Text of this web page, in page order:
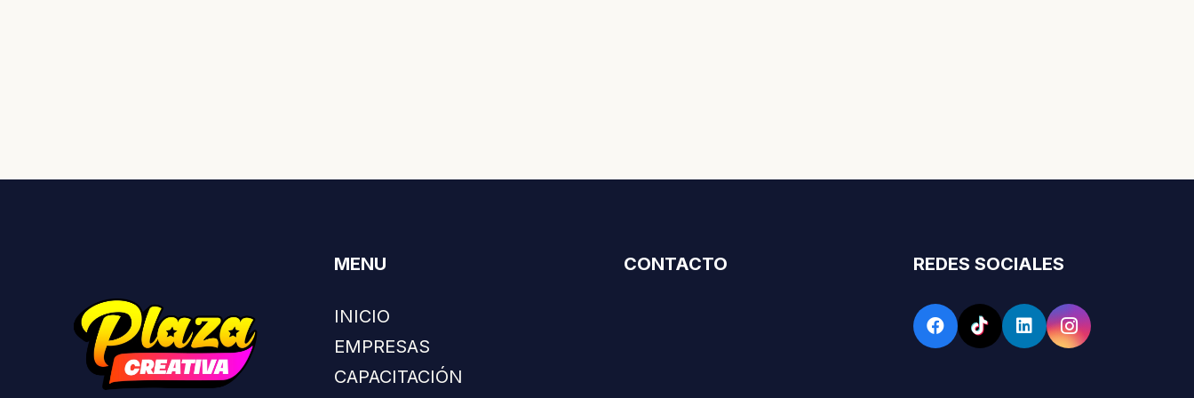
MENU
INICIO
EMPRESAS
CAPACITACIÓN
CONTACTO REDES SOCIALES